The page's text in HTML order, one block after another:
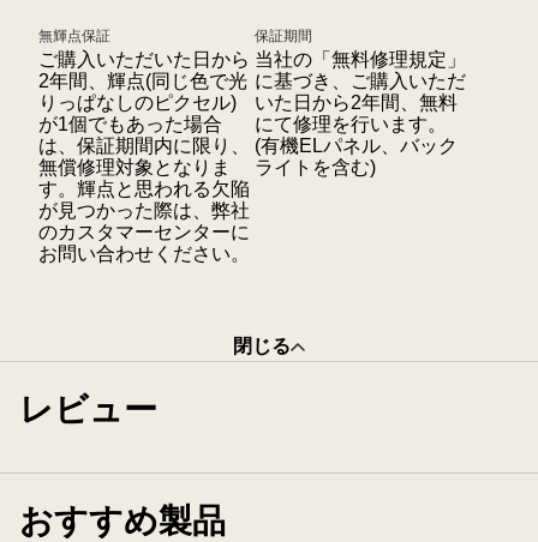
無輝点保証
ご購入いただいた日から
2年間、輝点(同じ色で光
りっぱなしのピクセル)
が1個でもあった場合
は、保証期間内に限り、
無償修理対象となりま
す。輝点と思われる欠陥
が見つかった際は、弊社
のカスタマーセンターに
お問い合わせください。
保証期間
当社の「無料修理規定」
に基づき、ご購入いただ
いた日から2年間、無料
にて修理を行います。
(有機ELパネル、バック
ライトを含む)
閉じる
レビュー
おすすめ製品